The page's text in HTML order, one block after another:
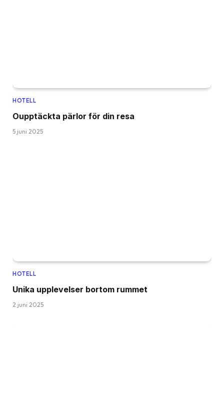
HOTELL
Oupptäckta pärlor för din resa
5 juni 2025
HOTELL
Unika upplevelser bortom rummet
2 juni 2025